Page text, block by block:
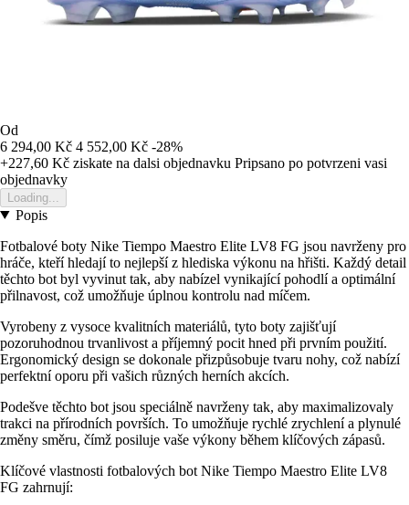
Od
6 294,00 Kč 4 552,00 Kč -28%
+227,60 Kč ziskate na dalsi objednavku Pripsano po potvrzeni vasi
objednavky
Loading...
Popis
Fotbalové boty Nike Tiempo Maestro Elite LV8 FG jsou navrženy pro
hráče, kteří hledají to nejlepší z hlediska výkonu na hřišti. Každý detail
těchto bot byl vyvinut tak, aby nabízel vynikající pohodlí a optimální
přilnavost, což umožňuje úplnou kontrolu nad míčem.
Vyrobeny z vysoce kvalitních materiálů, tyto boty zajišťují
pozoruhodnou trvanlivost a příjemný pocit hned při prvním použití.
Ergonomický design se dokonale přizpůsobuje tvaru nohy, což nabízí
perfektní oporu při vašich různých herních akcích.
Podešve těchto bot jsou speciálně navrženy tak, aby maximalizovaly
trakci na přírodních površích. To umožňuje rychlé zrychlení a plynulé
změny směru, čímž posiluje vaše výkony během klíčových zápasů.
Klíčové vlastnosti fotbalových bot Nike Tiempo Maestro Elite LV8
FG zahrnují: